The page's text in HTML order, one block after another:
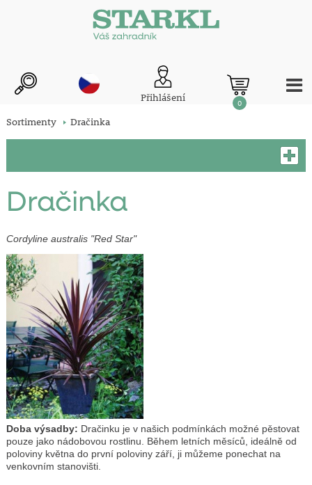
Přihlášení 0
Sortimenty Dračinka
Dračinka
Cordyline australis "Red Star"
Doba výsadby: Dračinku je v našich podmínkách možné pěstovat
pouze jako nádobovou rostlinu. Během letních měsíců, ideálně od
poloviny května do první poloviny září, ji můžeme ponechat na
venkovním stanovišti.